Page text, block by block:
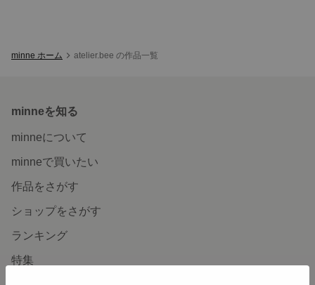
minne ホーム atelier.bee の作品一覧
minneを知る
minneについて
minneで買いたい
作品をさがす
ショップをさがす
ランキング
特集